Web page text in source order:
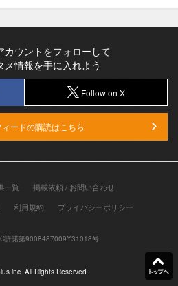
カウントをフォローして
メ情報を手に入れよう
Follow on X
ードの購読はこちら
一覧
掲載依頼 / お問い合わせ
利用規約 プライバシーポリシー
許諾第9008487009Y31018号
inc. All Rights Reserved.